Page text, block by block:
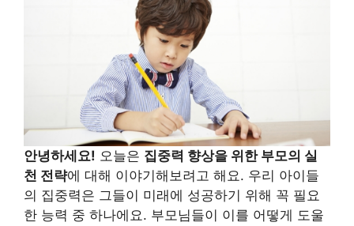
안녕하세요! 오늘은 집중력 향상을 위한 부모의 실
천 전략에 대해 이야기해보려고 해요. 우리 아이들
의 집중력은 그들이 미래에 성공하기 위해 꼭 필요
한 능력 중 하나에요. 부모님들이 이를 어떻게 도울